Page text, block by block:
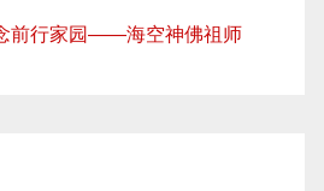
前行家园——海空神佛祖师